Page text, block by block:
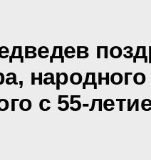
с 55-